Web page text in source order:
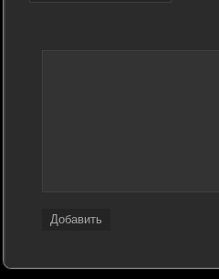
Добавить